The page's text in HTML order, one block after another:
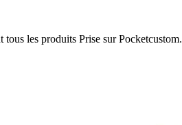
tous les produits Prise sur Pocketcustom.